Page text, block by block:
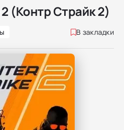
(Контр Страйк 2)
В закладки